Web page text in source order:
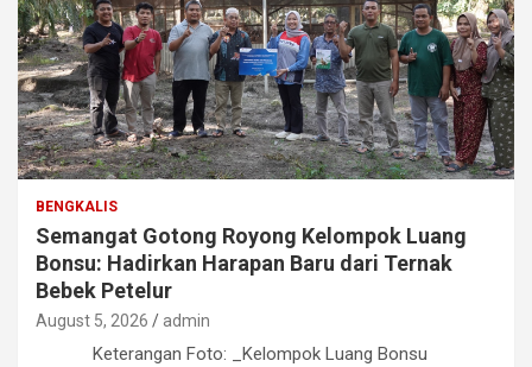
BENGKALIS
Semangat Gotong Royong Kelompok Luang
Bonsu: Hadirkan Harapan Baru dari Ternak
Bebek Petelur
August 5, 2026 admin
Keterangan Foto: _Kelompok Luang Bonsu